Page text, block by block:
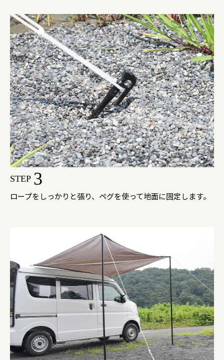
STEP 3
ロープをしっかりと張り、ペグを使って地面に固定します。